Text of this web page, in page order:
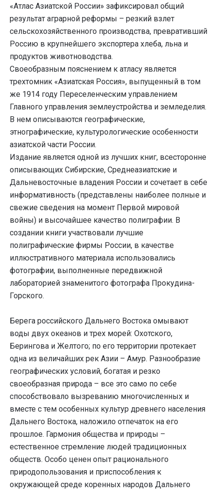
«Атлас Азиатской России» зафиксировал общий
результат аграрной реформы – резкий взлет
сельскохозяйственного производства, превративший
Россию в крупнейшего экспортера хлеба, льна и
продуктов животноводства.
Своеобразным пояснением к атласу является
трехтомник «Азиатская Россия», выпущенный в том
же 1914 году Переселенческим управлением
Главного управления землеустройства и земледелия.
В нем описываются географические,
этнографические, культурологические особенности
азиатской части России.
Издание является одной из лучших книг, всесторонне
описывающих Сибирские, Среднеазиатские и
Дальневосточные владения России и сочетает в себе
информативность (представлены наиболее полные и
свежие сведения на момент Первой мировой
войны) и высочайшее качество полиграфии. В
создании книги участвовали лучшие
полиграфические фирмы России, в качестве
иллюстративного материала использовались
фотографии, выполненные передвижной
лабораторией знаменитого фотографа Прокудина-
Горского.
Берега российского Дальнего Востока омывают
воды двух океанов и трех морей: Охотского,
Берингова и Желтого; по его территории протекает
одна из величайших рек Азии – Амур. Разнообразие
географических условий, богатая и резко
своеобразная природа – все это само по себе
способствовало вызреванию многочисленных и
вместе с тем особенных культур древнего населения
Дальнего Востока, наложило отпечаток на его
прошлое. Гармония общества и природы –
естественное стремление людей традиционных
обществ. Особо ценен опыт рационального
природопользования и приспособления к
окружающей среде коренных народов Дальнего